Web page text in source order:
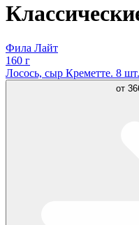
Фила Лайт
160 г
Лосось, сыр Креметте. 8 шт.
от